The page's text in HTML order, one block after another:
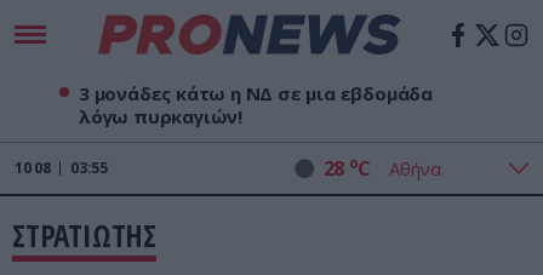
3 μονάδες κάτω η ΝΔ σε μια εβδομάδα
λόγω πυρκαγιών!
10 08 03:55 28 oC
ΣΤΡΑΤΙΩΤΗΣ